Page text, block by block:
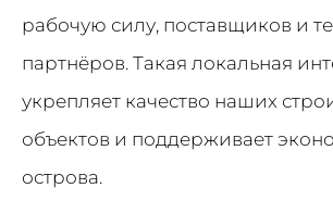
рабочую силу, поставщиков и
партнёров. Такая локальная
укрепляет качество наших
объектов и поддерживает
острова.